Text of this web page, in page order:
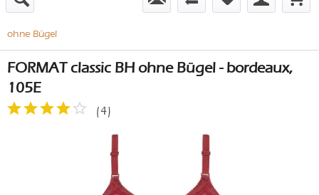
ohne Bügel
FORMAT classic BH ohne Bügel - bordeaux,
105E
(4)